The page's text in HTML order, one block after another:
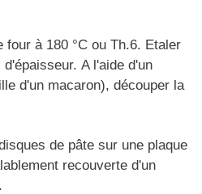
four à 180 °C ou Th.6. Etaler
A l'aide d'un
d'un macaron), découper la
de pâte sur une plaque
recouverte d'un